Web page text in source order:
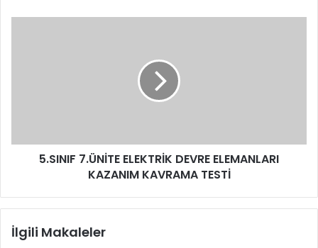
5.SINIF 7.ÜNİTE ELEKTRİK DEVRE ELEMANLARI
KAZANIM KAVRAMA TESTİ
İlgili Makaleler